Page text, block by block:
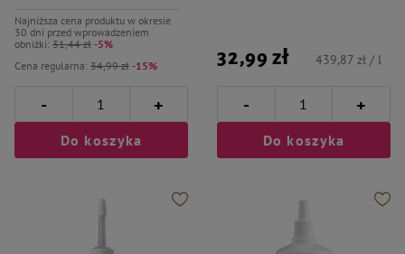
Cena regularna: 34,99 zł -15%
Najniższa cena produktu w okresie
30 dni przed wprowadzeniem
obniżki: 31,44 zł -5%
- +
Do koszyka
32,99 zł 439,87 zł / l
- +
Do koszyka